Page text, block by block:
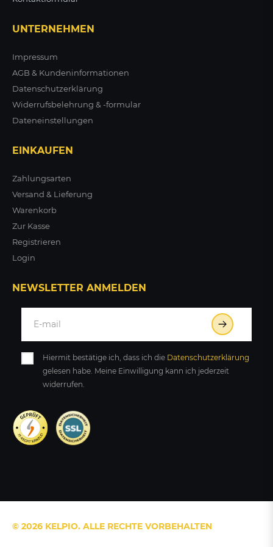
mehreren Farben, 43L
ab 187,50 €
zzgl. MwSt.
ZUM PRODUKT
UNTERNEHMEN
Impressum
AGB & Kundeninformationen
Datenschutzerklärung
Widerrufsbelehrung & -formular
Dateneinstellungen
EINKAUFEN
Zahlungsarten
Versand & Lieferung
Warenkorb
Zur Kasse
Registrieren
Login
NEWSLETTER ANMELDEN
Hiermit bestätige ich, dass ich die Daten­schutz­erklärung
gelesen habe. Meine Einwilligung kann ich jederzeit
widerrufen.
© 2026 KELPIO. ALLE RECHTE VORBEHALTEN